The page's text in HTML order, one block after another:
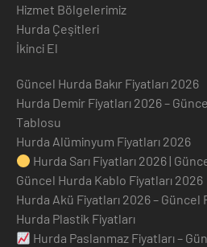
Hizmet Bölgelerimiz
Hurda Çeşitleri
İkinci El
Güncel Hurda Bakır Fiyatları 2026
Hurda Demir Fiyatları 2026 –
Tablosu
Hurda Alüminyum Fiyatları 2026
Hurda Sarı Fiyatları 2026 |
Güncel Hurda Kablo Fiyatları 2026
Hurda Akü Fiyatları 2026 –
Hurda Plastik Fiyatları
Hurda Paslanmaz Fiyatları –